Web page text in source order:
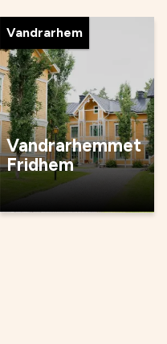
Vandrarhem
Vandrarhemmet
Fridhem